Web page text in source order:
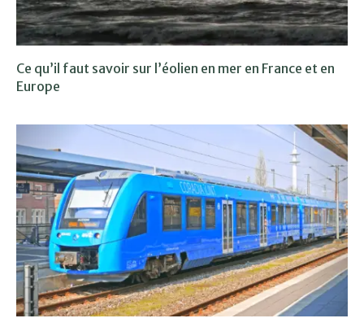
Ce qu’il faut savoir sur l’éolien en mer en France et en
Europe